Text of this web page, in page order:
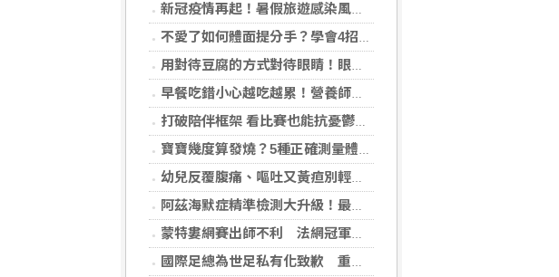
新冠疫情再起！暑假旅遊感染風險增 專家教你這樣做好防護
不愛了如何體面提分手？學會4招重新看待分手：道歉、挽留都沒必要
用對待豆腐的方式對待眼睛！眼科醫揭「4件事」絕不可以對眼睛做
早餐吃錯小心越吃越累！營養師點名3大NG組合：根本「台式安眠藥」
打破陪伴框架 看比賽也能抗憂鬱？日最新研究指出：觀看運動賽事 老年憂鬱症風險降低3成
寶寶幾度算發燒？5種正確測量體溫的方法：耳溫測量快、額溫快速便利
幼兒反覆腹痛、嘔吐又黃疸別輕忽 當心罹患罕見先天性膽管囊腫
阿茲海默症精準檢測大升級！最新血液生物標記檢測，不再只能靠「猜」
蒙特婁網賽出師不利 法網冠軍茲韋列夫輸荷蘭對手
國際足總為世足私有化致歉 重申力挺主席英凡提諾